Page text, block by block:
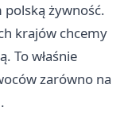
żywność.
krajów chcemy
To właśnie
zarówno na